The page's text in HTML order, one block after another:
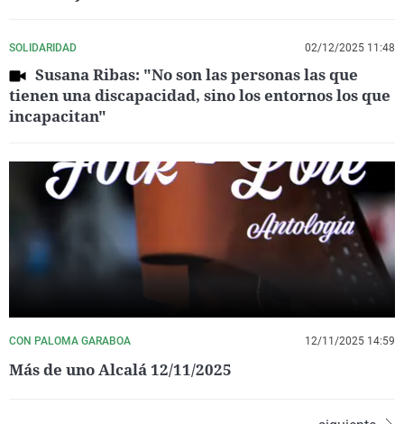
SOLIDARIDAD 02/12/2025 11:48
Susana Ribas: "No son las personas las que
tienen una discapacidad, sino los entornos los que
incapacitan"
CON PALOMA GARABOA 12/11/2025 14:59
Más de uno Alcalá 12/11/2025